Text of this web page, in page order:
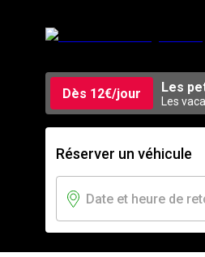
Dès 12€/jour Les
Les
Réserver un véhicule